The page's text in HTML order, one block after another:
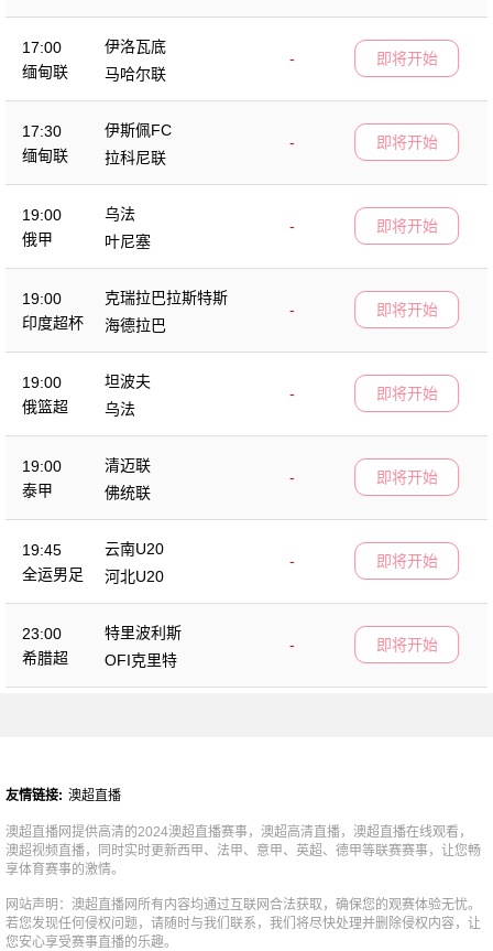
17:00
缅甸联
伊洛瓦底
-
马哈尔联
即将开始
17:30
缅甸联
伊斯佩FC
-
拉科尼联
即将开始
19:00
俄甲
乌法
-
叶尼塞
即将开始
19:00
印度超杯
克瑞拉巴拉斯特斯
-
海德拉巴
即将开始
19:00
俄篮超
坦波夫
-
乌法
即将开始
19:00
泰甲
清迈联
-
佛统联
即将开始
19:45
全运男足
云南U20
-
河北U20
即将开始
23:00
希腊超
特里波利斯
-
OFI克里特
即将开始
友情链接: 澳超直播
澳超直播网提供高清的2024澳超直播赛事，澳超高清直播，澳超直播在线观看，
澳超视频直播，同时实时更新西甲、法甲、意甲、英超、德甲等联赛赛事，让您畅
享体育赛事的激情。
网站声明：澳超直播网所有内容均通过互联网合法获取，确保您的观赛体验无忧。
若您发现任何侵权问题，请随时与我们联系，我们将尽快处理并删除侵权内容，让
您安心享受赛事直播的乐趣。